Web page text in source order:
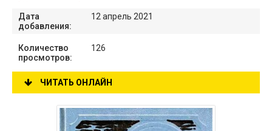
Дата
добавления:
12 апрель 2021
Количество
просмотров:
126
ЧИТАТЬ ОНЛАЙН